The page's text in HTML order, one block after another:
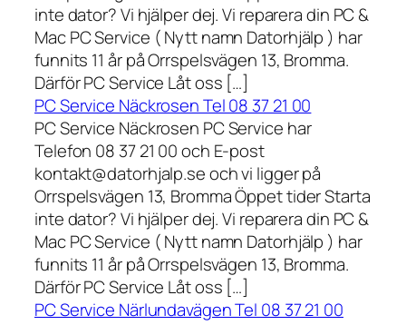
inte dator? Vi hjälper dej. Vi reparera din PC &
Mac PC Service ( Nytt namn Datorhjälp ) har
funnits 11 år på Orrspelsvägen 13, Bromma.
Därför PC Service Låt oss […]
PC Service Näckrosen Tel 08 37 21 00
PC Service Näckrosen PC Service har
Telefon 08 37 21 00 och E-post
kontakt@datorhjalp.se och vi ligger på
Orrspelsvägen 13, Bromma Öppet tider Starta
inte dator? Vi hjälper dej. Vi reparera din PC &
Mac PC Service ( Nytt namn Datorhjälp ) har
funnits 11 år på Orrspelsvägen 13, Bromma.
Därför PC Service Låt oss […]
PC Service Närlundavägen Tel 08 37 21 00